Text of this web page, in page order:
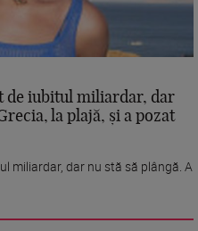
de iubitul miliardar, dar
la plajă, și a pozat
miliardar, dar nu stă să plângă. A